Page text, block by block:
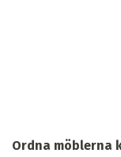
Ordna möblerna